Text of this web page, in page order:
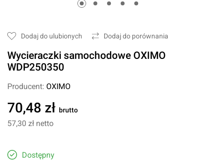
Dodaj do ulubionych Dodaj do porównania
Wycieraczki samochodowe OXIMO
WDP250350
Producent: OXIMO
70,48 zł brutto
57,30 zł netto
Dostępny